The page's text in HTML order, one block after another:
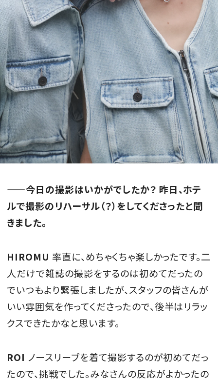
——今日の撮影はいかがでしたか？ 昨日、ホテ
ルで撮影のリハーサル（？）をしてくださったと聞
きました。
HIROMU 率直に、めちゃくちゃ楽しかったです。二
人だけで雑誌の撮影をするのは初めてだったの
でいつもより緊張しましたが、スタッフの皆さんが
いい雰囲気を作ってくださったので、後半はリラッ
クスできたかなと思います。
ROI ノースリーブを着て撮影するのが初めてだっ
たので、挑戦でした。みなさんの反応がよかったの